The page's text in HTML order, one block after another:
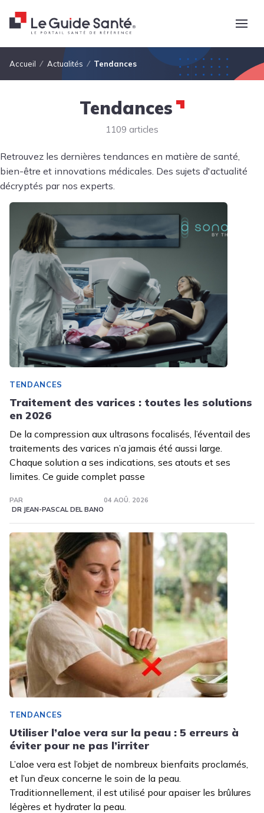
Fil d'Ariane
Accueil Actualités Tendances
Tendances
1109 articles
Retrouvez les dernières tendances en matière de santé,
bien-être et innovations médicales. Des sujets d'actualité
décryptés par nos experts.
TENDANCES
Traitement des varices : toutes les solutions
en 2026
De la compression aux ultrasons focalisés, l’éventail des
traitements des varices n’a jamais été aussi large.
Chaque solution a ses indications, ses atouts et ses
limites. Ce guide complet passe
PAR
DR JEAN-PASCAL DEL BANO
04 AOÛ. 2026
TENDANCES
Utiliser l’aloe vera sur la peau : 5 erreurs à
éviter pour ne pas l’irriter
L’aloe vera est l’objet de nombreux bienfaits proclamés,
et l’un d’eux concerne le soin de la peau.
Traditionnellement, il est utilisé pour apaiser les brûlures
légères et hydrater la peau.